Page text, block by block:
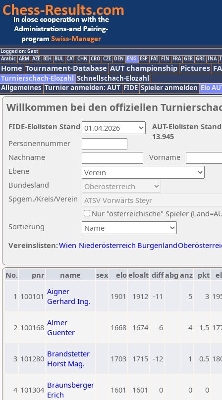
Logged on: Gast
Arabic ARM AZE BIH BUL CAT CHN CRO CZE DEN ENG ESP FAI FIN FRA GER GRE INA
Home Tournament-Database AUT championship Pictures
Turnierschach-Elozahl Schnellschach-Elozahl
Allgemeines Turnier anmelden: AUT FIDE Spieler anmelden Elo
Willkommen bei den offiziellen
Nachname
Vorname
Ebene
Sortierung
Personennummer
Bundesland
Spgem./Kreis/Verein
Nur "österreichische" Spieler
Vereinslisten:Wien Niederösterreich Burgenland
AUT-Elolisten
13.945
FIDE-Elolisten Stand
No. pnr name sex eloeloalt diffabg anz pkt
1 100101 Aigner
Gerhard Ing.
1901 1912 -11 5 3
2 100168 Almer
Guenter
1668 1674 -6 4 1,5
3 101280 Brandstetter
Horst Mag.
1703 1715 -12 1 0,5
4 101304 Braunsberger
Erich
1601 1601 0 0 0